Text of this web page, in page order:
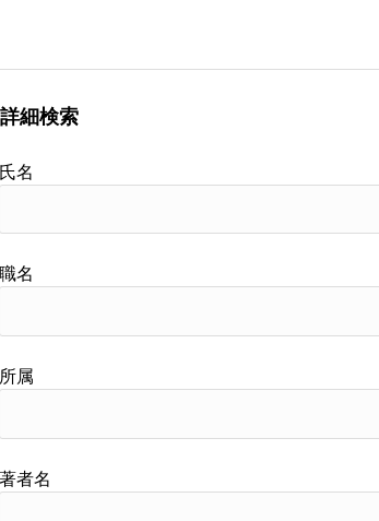
詳細検索
氏名
職名
所属
著者名